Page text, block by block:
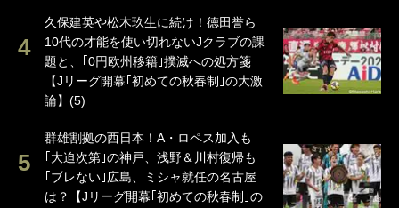
久保建英や松木玖生に続け！徳田誉ら
10代の才能を使い切れないJクラブの課
題と、｢0円欧州移籍｣撲滅への処方箋
【Jリーグ開幕｢初めての秋春制｣の大激
論】(5)
群雄割拠の西日本！A・ロペス加入も
｢大迫次第｣の神戸、浅野＆川村復帰も
｢ブレない｣広島、ミシャ就任の名古屋
は？【Jリーグ開幕｢初めての秋春制｣の